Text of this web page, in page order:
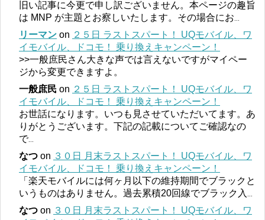
旧い記事に今更で申し訳ございません。本ページの趣旨
は MNP が主題とお察しいたします。その場合にお
リーマン on ２５日 ラストスパート！ UQモバイル、ワ
イモバイル、ドコモ！ 乗り換えキャンペーン！
>>一般庶民さん大きな声では言えないですがマイペー
ジから変更できますよ。
一般庶民 on ２５日 ラストスパート！ UQモバイル、ワ
イモバイル、ドコモ！ 乗り換えキャンペーン！
お世話になります。いつも見させていただいてます。あ
りがとうございます。下記の記載についてご確認なの
で...
なつ on ３０日 月末ラストスパート！ UQモバイル、ワ
イモバイル、ドコモ！ 乗り換えキャンペーン！
「楽天モバイルには何ヶ月以下の維持期間でブラックと
いうものはありません。過去累積20回線でブラック入
なつ on ３０日 月末ラストスパート！ UQモバイル、ワ